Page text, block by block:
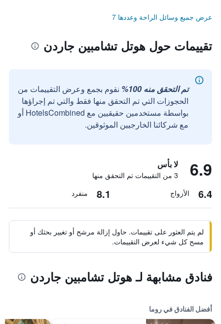
عرض جميع وسائل الراحة وعددها 7
تقييمات حول هوتل تشامبين جاردن
تم التحقق منه 100%
نقوم بجمع وعرض التقييمات من
الحجوزات التي تم التحقق منها فقط والتي تم إجراؤها
بواسطة مستخدمين حقيقيين مع HotelsCombined أو
مع شركائنا الخارجيين الموثوقين.
6.9 لا بأس
3 من التقييمات تم التحقق منها
6.4 الأزواج 8.1 منفرد
لم يتم العثور على تقييمات. حاول إزالة مرشح أو تغيير بحثك أو
مسح كل شيء لعرض التقييمات.
فنادق مشابهة لـ هوتل تشامبين جاردن
أفضل الفنادق في روما